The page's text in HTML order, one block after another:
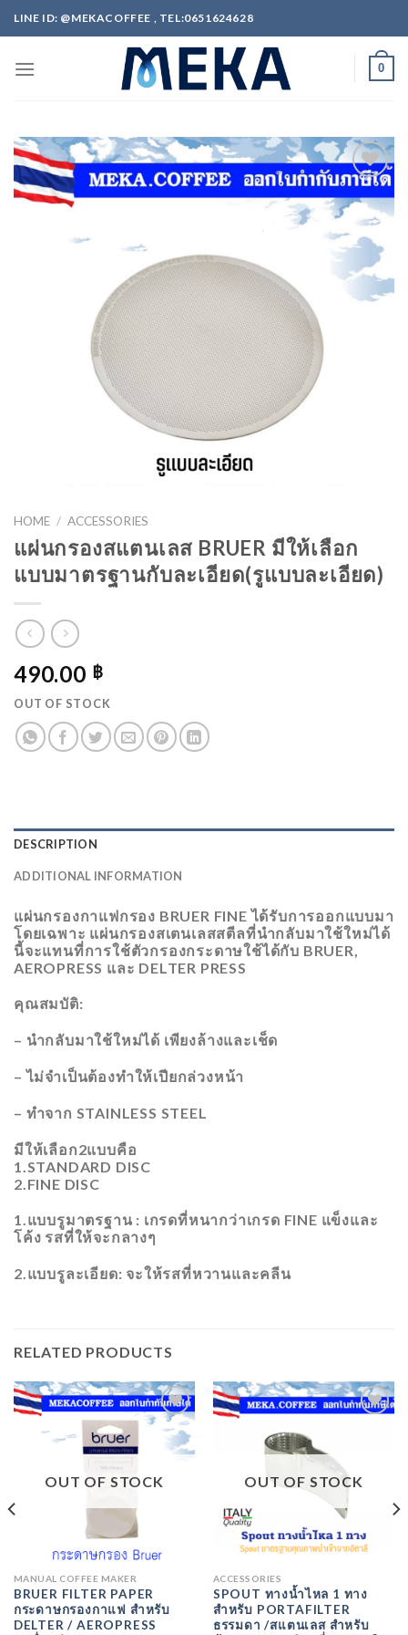
Skip
to
LINE ID: @MEKACOFFEE , TEL:0651624628
0
ADD
TO
WISHLIST
HOME / ACCESSORIES
แผ่นกรองสแตนเลส​ BRUER มีให้เลือก
แบบ​มาตรฐานกับละเอียด(รูแบบละเอียด)
490.00 ฿
OUT OF STOCK
DESCRIPTION
ADDITIONAL INFORMATION
แผ่นกรองกาแฟกรอง BRUER FINE ได้รับการออกแบบมา
โดยเฉพาะ แผ่นกรองสเตนเลสสตีลที่นำกลับมาใช้ใหม่ได้
นี้จะแทนที่การใช้ตัวกรองกระดาษ​ใช้ได้กับ BRUER,
AEROPRESS และ DELTER PRESS
คุณสมบัติ:
– นำกลับมาใช้ใหม่ได้ เพียงล้างและเช็ด
– ไม่จำเป็นต้องทำให้เปียกล่วงหน้า
– ทำจาก STAINLESS STEEL
มีให้เลือก2แบบ​คือ
1.STANDARD DISC
2.FINE DISC
1.แบบรูมาตรฐาน : เกรดที่หนากว่าเกรด FINE แข็งและ
โค้ง​ รสที่ให้จะกลางๆ​
2.แบบรูละเอียด: จะให้รสที่หวานและคลีน
RELATED PRODUCTS
ADD
OUT OF STOCK
MANUAL COFFEE MAKER
BRUER FILTER PAPER
กระดาษกรองกาแฟ สำหรับ
DELTER / AEROPRESS
WISHLIST
OUT OF STOCK
ACCESSORIES
SPOUT ทางน้ำไหล 1 ทาง
สำหรับ PORTAFILTER
ธรรมดา /สแตนเลส สำหรับ